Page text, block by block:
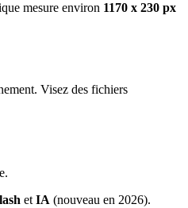
mesure environ 1170 x 230 px
Visez des fichiers
et IA (nouveau en 2026).